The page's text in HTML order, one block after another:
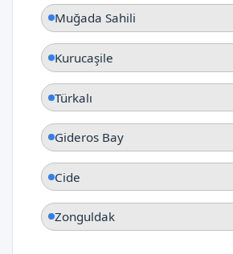
Muğada Sahili
Kurucaşile
Türkalı
Gideros Bay
Cide
Zonguldak